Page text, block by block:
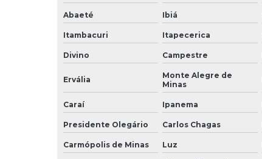
Abaeté Ibiá
Itambacuri Itapecerica
Divino Campestre
Ervália
Monte Alegre de
Minas
Caraí Ipanema
Presidente Olegário Carlos Chagas
Carmópolis de Minas Luz